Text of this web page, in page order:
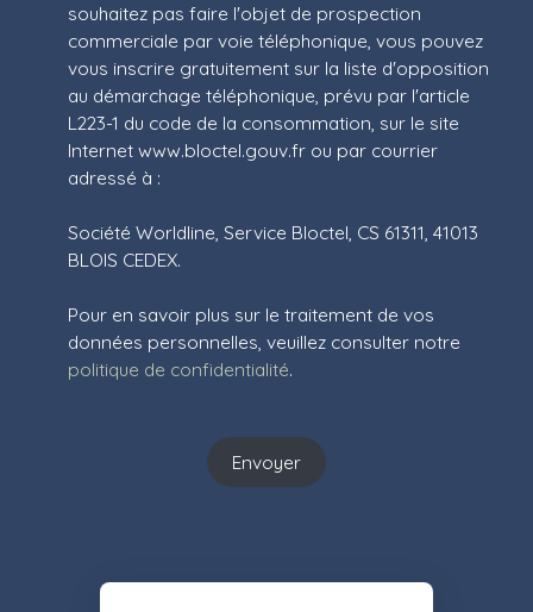
souhaitez pas faire l'objet de prospection
commerciale par voie téléphonique, vous pouvez
vous inscrire gratuitement sur la liste d'opposition
au démarchage téléphonique, prévu par l'article
L223-1 du code de la consommation, sur le site
Internet www.bloctel.gouv.fr ou par courrier
adressé à :
Société Worldline, Service Bloctel, CS 61311, 41013
BLOIS CEDEX.
Pour en savoir plus sur le traitement de vos
données personnelles, veuillez consulter notre
politique de confidentialité.
Envoyer